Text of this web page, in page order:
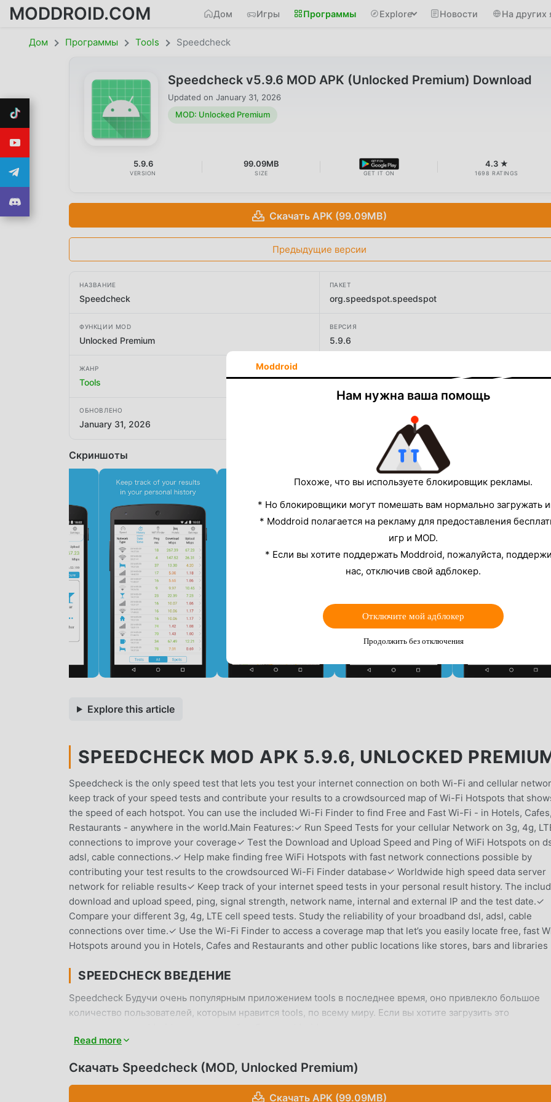
MODDROID.COM Дом Игры Программы Explore Новости На других
Дом Программы Tools Speedcheck
Speedcheck v5.9.6 MOD APK (Unlocked Premium) Download
Updated on January 31, 2026
MOD: Unlocked Premium
5.9.6
VERSION
99.09MB
SIZE GET IT ON
4.3 ★
1698 RATINGS
Скачать APK (99.09MB)
Предыдущие версии
НАЗВАНИЕ
Speedcheck
ПАКЕТ
org.speedspot.speedspot
ФУНКЦИИ MOD
Unlocked Premium
ВЕРСИЯ
5.9.6
ЖАНР
Tools Ookla
ОБНОВЛЕНО
January 31, 2026
Скриншоты
Explore this article
SPEEDCHECK MOD APK 5.9.6, UNLOCKED
Speedcheck is the only speed test that lets you test your internet connection on both Wi-Fi and cellular
keep track of your speed tests and contribute your results to a crowdsourced map of Wi-Fi Hotspots that
the speed of each hotspot. You can use the included Wi-Fi Finder to find Free and Fast Wi-Fi - in Hotels, Cafes,
Restaurants - anywhere in the world.Main Features:✓ Run Speed Tests for your cellular Network on 3g, 4g,
connections to improve your coverage✓ Test the Download and Upload Speed and Ping of WiFi Hotspots on
adsl, cable connections.✓ Help make finding free WiFi Hotspots with fast network connections possible by
contributing your test results to the crowdsourced Wi-Fi Finder database✓ Worldwide high speed data server
network for reliable results✓ Keep track of your internet speed tests in your personal result history. The
download and upload speed, ping, signal strength, network name, internal and external IP and the test date.✓
Compare your different 3g, 4g, LTE cell speed tests. Study the reliability of your broadband dsl, adsl, cable
connections over time.✓ Use the Wi-Fi Finder to access a coverage map that let’s you easily locate free, fast
Hotspots around you in Hotels, Cafes and Restaurants and other public locations like stores, bars and libraries
SPEEDCHECK ВВЕДЕНИЕ
Speedcheck Будучи очень популярным приложением tools в последнее время, оно привлекло большое
количество пользователей, которым нравится tools, по всему миру. Если вы хотите загрузить это
Speedcheck 5.9.6 бесплатно, но также бесплатно предоставляет моды Unlocked Premium, которые
будут взимать с пользователей никакой платы, они на 100% безопасны, доступны и бесплатны для
Просто скачайте клиент moddroid, вы можете загрузить и установить Speedcheck 5.9.6 одним щелчком
Read more
Скачать Speedcheck (MOD, Unlocked Premium)
Скачать APK (99.09MB)
Moddroid
Нам нужна ваша помощь
Похоже, что вы используете блокировщик рекламы.
* Но блокировщики могут помешать вам нормально загружать
* Moddroid полагается на рекламу для предоставления
игр и MOD.
* Если вы хотите поддержать Moddroid, пожалуйста,
нас, отключив свой адблокер.
Отключите мой адблокер
Продолжить без отключения